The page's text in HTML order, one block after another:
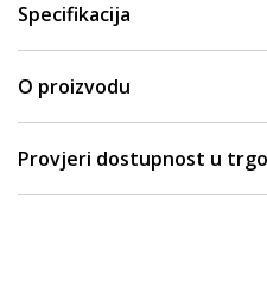
Specifikacija
O proizvodu
Provjeri dostupnost u